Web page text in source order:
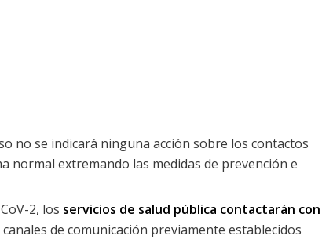
no se indicará ninguna acción sobre los contactos
normal extremando las medidas de prevención e
2, los servicios de salud pública contactarán con
de comunicación previamente establecidos